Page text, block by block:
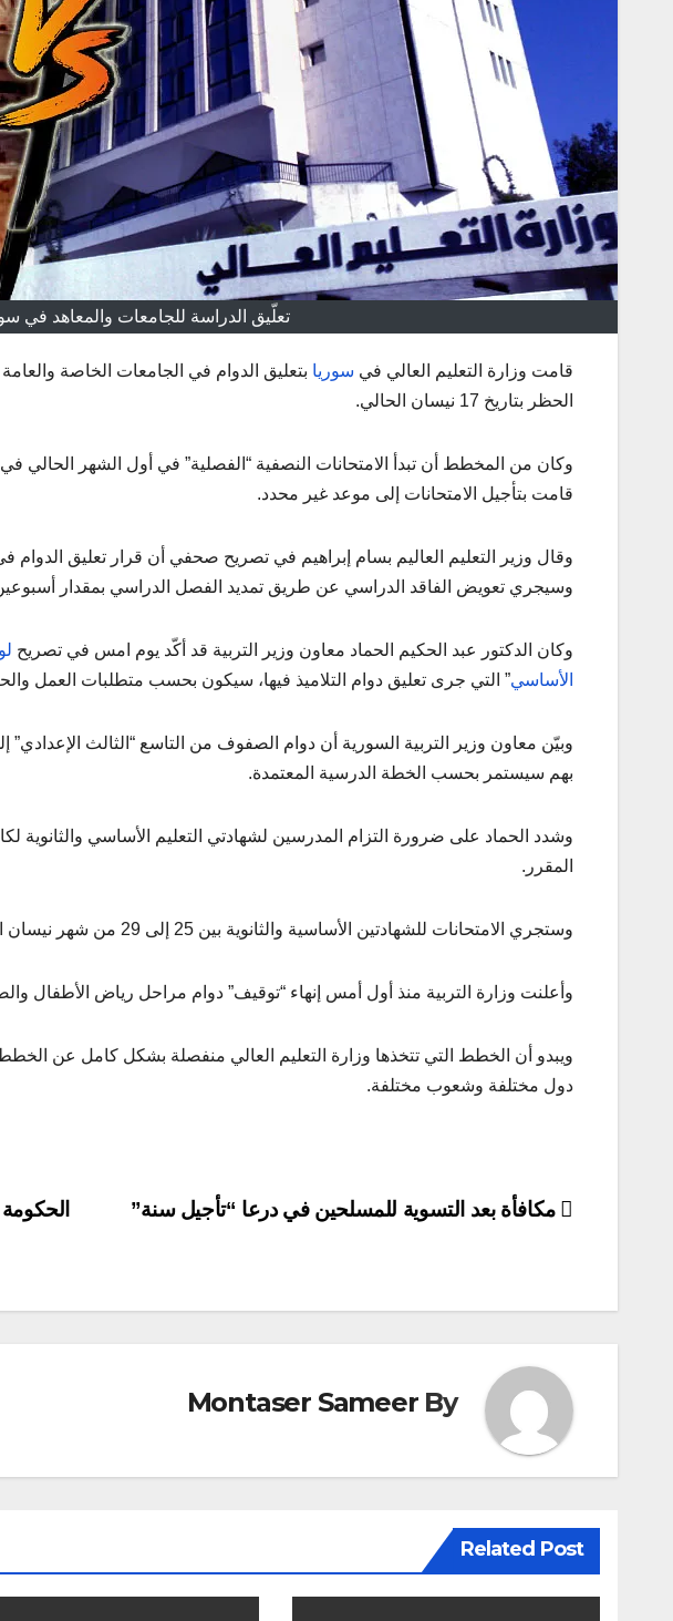
تعلّيق الدراسة للجامعات والمعاهد في سوريا 15
قامت وزارة التعليم العالي في سوريا
الحظر بتاريخ 17 نيسان الحالي.
وكان من المخطط أن تبدأ الامتحانات النصفية “الفصلية” في أول الشهر الحالي في
قامت بتأجيل الامتحانات إلى موعد غير محدد.
وقال وزير التعليم العاليم بسام إبراهيم في تصريح صحفي أن قرار تعليق الدوام
وسيجري تعويض الفاقد الدراسي عن طريق تمديد الفصل الدراسي بمقدار
وكان الدكتور عبد الحكيم الحماد معاون وزير التربية قد أكّد يوم امس في تصريح
الأساسي” التي جرى تعليق دوام التلاميذ فيها، سيكون بحسب متطلبات العمل
وبيّن معاون وزير التربية السورية أن دوام الصفوف من التاسع “الثالث الإعدادي”
بهم سيستمر بحسب الخطة الدرسية المعتمدة.
وشدد الحماد على ضرورة التزام المدرسين لشهادتي التعليم الأساسي والثانوية
المقرر.
وستجري الامتحانات للشهادتين الأساسية والثانوية بين 25 إلى 29 من شهر نيسان الحالي.
وأعلنت وزارة التربية منذ أول أمس إنهاء “توقيف” دوام مراحل رياض الأطفال
ويبدو أن الخطط التي تتخذها وزارة التعليم العالي منفصلة بشكل كامل عن الخطط
دول مختلفة وشعوب مختلفة.
تصفّح
مكافأة بعد التسوية للمسلحين في درعا “تأجيل سنة”
By
Montaser Sameer
Related Post